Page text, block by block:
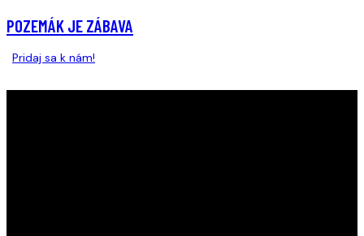
POZEMÁK JE ZÁBAVA
Pridaj sa k nám!